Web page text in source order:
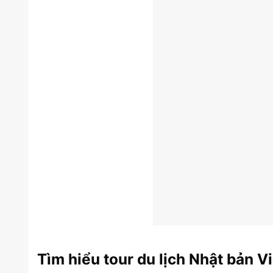
Tìm hiểu tour du lịch Nhật bản